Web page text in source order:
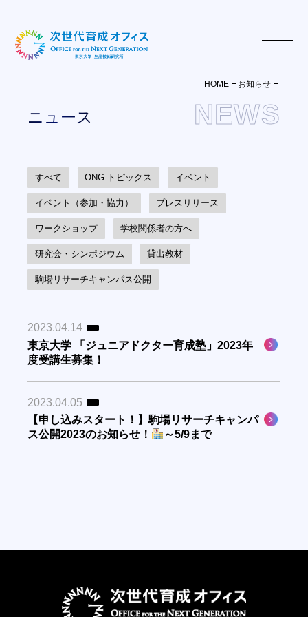
ONGについて
活動報告書・印刷発行物
メンバー
学校・教育関係者の方
探究学習デザインメソッド
HOME お知らせ
NEWS
ニュース
すべて ONG トピックス イベント
イベント（参加・協力） プレスリリース
ワークショップ 学校関係者の方へ
研究会・シンポジウム 貸出教材
駒場リサーチキャンパス公開
2023.04.14
東京大学 「ジュニアドクター育成塾」2023年
度受講生募集！
2023.04.05
【申し込みスタート！】駒場リサーチキャンパ
ス公開2023のお知らせ！
～5/9まで